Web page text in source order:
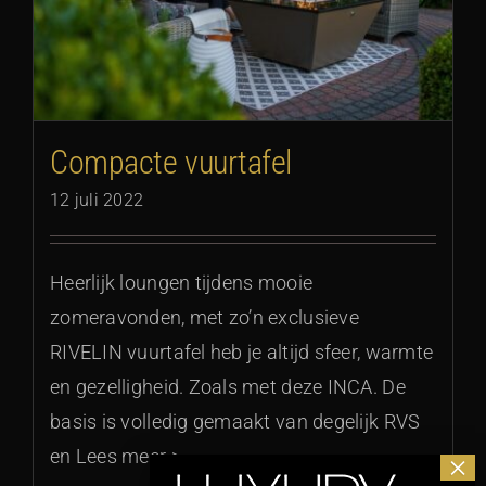
Compacte vuurtafel
12 juli 2022
Heerlijk loungen tijdens mooie
zomeravonden, met zo’n exclusieve
RIVELIN vuurtafel heb je altijd sfeer, warmte
en gezelligheid. Zoals met deze INCA. De
basis is volledig gemaakt van degelijk RVS
en Lees meer >